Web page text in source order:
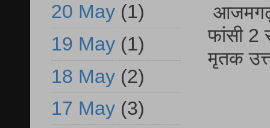
आजमगढ़
फांसी 2
मृतक
20 May (1)
19 May (1)
18 May (2)
17 May (3)